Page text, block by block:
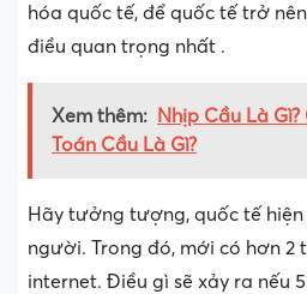
hóa quốc tế, để quốc tế trở
điều quan trọng nhất .
Xem thêm:
Nhịp Cầu Là
Toán Cầu Là Gì?
Hãy tưởng tượng, quốc tế
người. Trong đó, mới có hơn 2
internet. Điều gì sẽ xảy ra nếu